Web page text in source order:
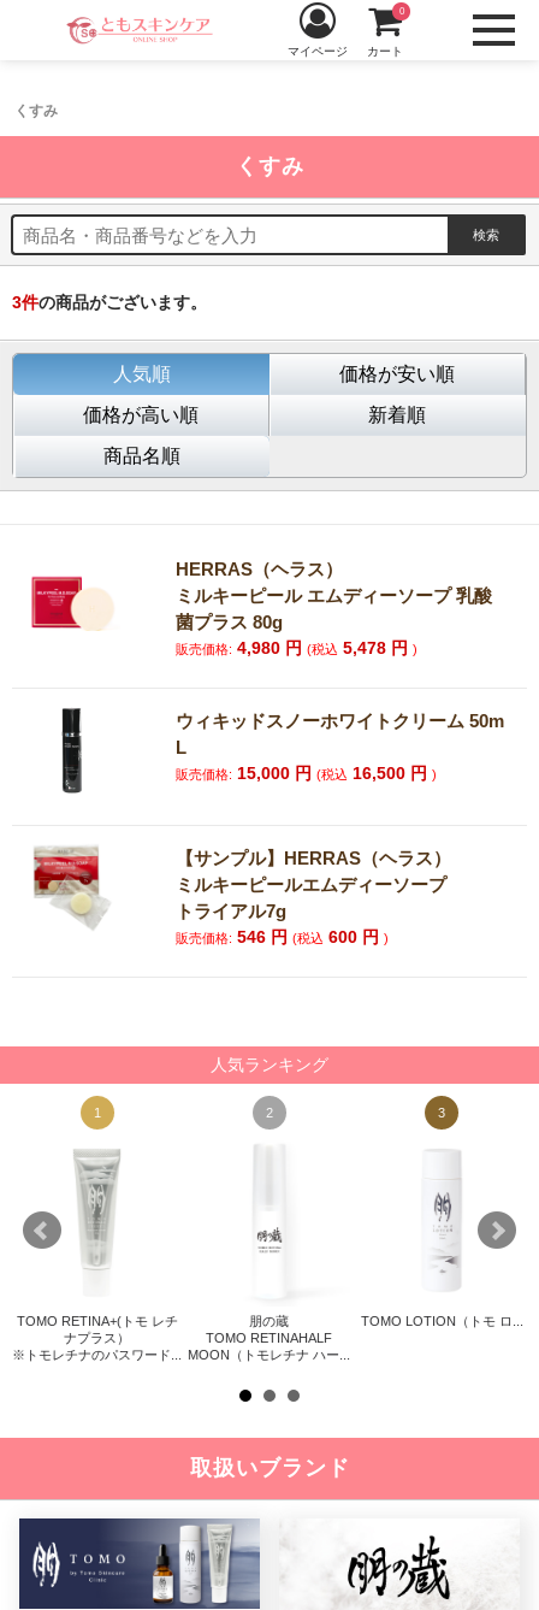
くすみ
マイページ カート
0
くすみ
3件の商品がございます。
人気順
価格が安い順
価格が高い順
新着順
商品名順
HERRAS（ヘラス）
ミルキーピール エムディーソープ 乳酸
菌プラス 80g
販売価格: 4,980 円(税込 5,478 円)
ウィキッドスノーホワイトクリーム 50m
L
販売価格: 15,000 円(税込 16,500 円)
【サンプル】HERRAS（ヘラス）
ミルキーピールエムディーソープ
トライアル7g
販売価格: 546 円(税込 600 円)
人気ランキング
1
TOMO RETINA+(トモ レチ
ナプラス）
※トモレチナのパスワード...
2
朋の蔵
TOMO RETINAHALF
MOON（トモレチナ ハー...
3
TOMO LOTION（トモ ロ...
取扱いブランド